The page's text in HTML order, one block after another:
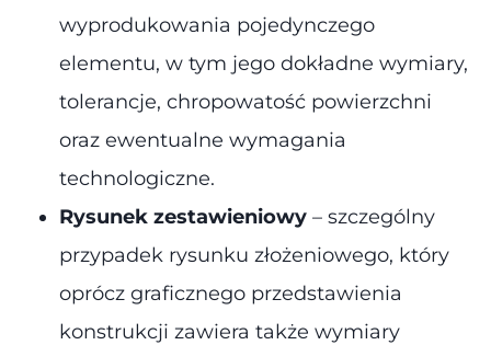
wyprodukowania pojedynczego
elementu, w tym jego dokładne wymiary,
tolerancje, chropowatość powierzchni
oraz ewentualne wymagania
technologiczne​.
Rysunek zestawieniowy – szczególny
przypadek rysunku złożeniowego, który
oprócz graficznego przedstawienia
konstrukcji zawiera także wymiary